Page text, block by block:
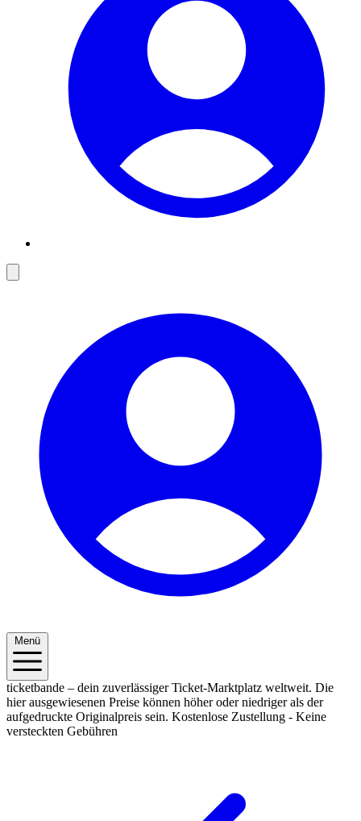
Menü
ticketbande – dein zuverlässiger Ticket-Marktplatz weltweit. Die
hier ausgewiesenen Preise können höher oder niedriger als der
aufgedruckte Originalpreis sein. Kostenlose Zustellung - Keine
versteckten Gebühren